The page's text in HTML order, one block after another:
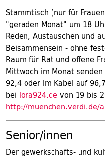
Stammtisch (nur für
"geraden Monat" um 18
Reden, Austauschen und
Beisammensein - ohne
Raum für Rat und offene
Mittwoch im Monat
92,4 oder im Kabel auf
bei lora924.de von 19 bis
http://muenchen.verdi.de/
Senior/innen
Der gewerkschafts- und